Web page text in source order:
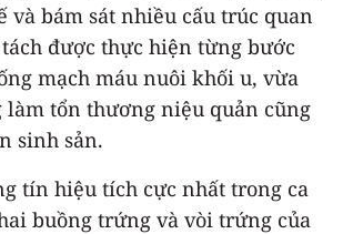
và bám sát nhiều cấu trúc quan
được thực hiện từng bước
mạch máu nuôi khối u, vừa
làm tổn thương niệu quản cũng
sinh sản.
tín hiệu tích cực nhất trong ca
buồng trứng và vòi trứng của